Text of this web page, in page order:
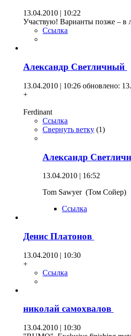
13.04.2010 | 10:22
Участвую! Варианты позже – в
Ссылка
Александр Светличный
13.04.2010 | 10:26 обновлено:
+
Ferdinant
Ссылка
Свернуть ветку (1)
Александр
13.04.2010 | 16:52
Tom Sawyer (Том Сойер)
Ссылка
Денис Платонов
13.04.2010 | 10:30
+
Ссылка
николай самохвалов
13.04.2010 | 10:30